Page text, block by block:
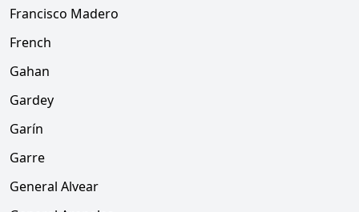
Francisco Madero
French
Gahan
Gardey
Garín
Garre
General Alvear